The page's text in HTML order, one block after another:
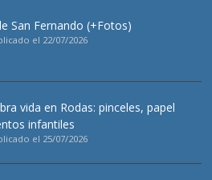
San Fernando (+Fotos)
el 22/07/2026
vida en Rodas: pinceles, papel
infantiles
el 25/07/2026